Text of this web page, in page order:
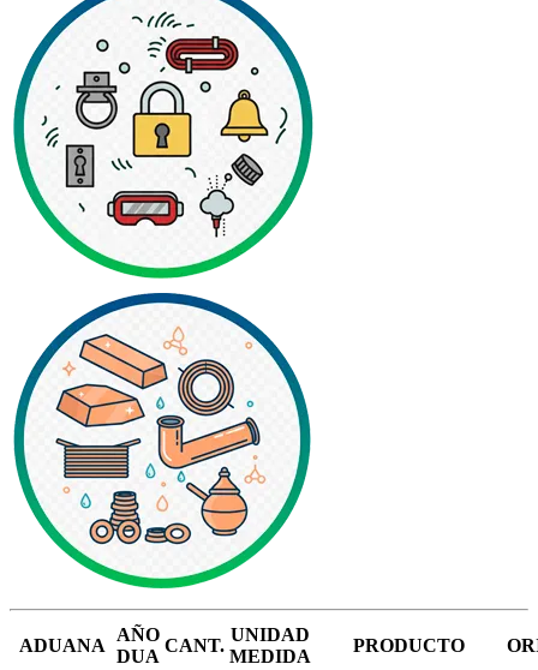
ADUANA
AÑO
DUA
CANT.
UNIDAD
MEDIDA
PRODUCTO